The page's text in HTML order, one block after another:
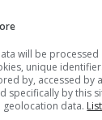
will be
unique
by, accessed by
specifically by this
geolocation data.